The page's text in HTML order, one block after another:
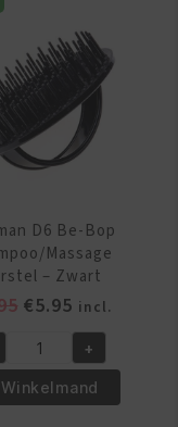
D6 Be-Bop
Massage
– Zwart
Oorspronkelijke
was:
€6.95.
€5.95Huidige
prijs
is:
€5.95.
incl.
+